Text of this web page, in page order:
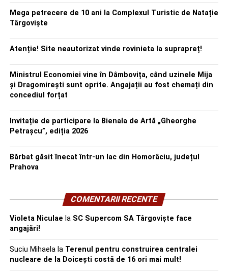
Mega petrecere de 10 ani la Complexul Turistic de Natație
Târgoviște
Atenție! Site neautorizat vinde rovinieta la suprapreț!
Ministrul Economiei vine în Dâmbovița, când uzinele Mija
și Dragomirești sunt oprite. Angajații au fost chemați din
concediul forțat
Invitație de participare la Bienala de Artă „Gheorghe
Petrașcu”, ediția 2026
Bărbat găsit înecat într-un lac din Homorâciu, județul
Prahova
COMENTARII RECENTE
Violeta Niculae la SC Supercom SA Târgoviște face
angajări!
Suciu Mihaelala Terenul pentru construirea centralei
nucleare de la Doicești costă de 16 ori mai mult!